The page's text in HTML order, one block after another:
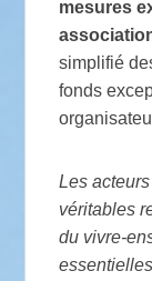
mesures
simplifié
fonds
Les
véritables
du vivre-